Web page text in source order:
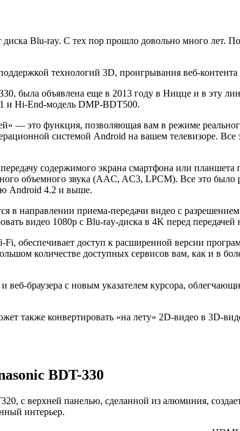
Blu-ray. С тех пор прошло довольно много лет.
технологий 3D, проигрывания веб-
была объявлена еще в 2013 году в Ницце и в эту
и Hi-End-модель DMP-BDT500.
— это функция, позволяющая вам в режиме
системой Android на вашем телевизоре.
содержимого экрана смартфона или
объемного звука (AAC, AC3, LPCM). Все это было
Android 4.2 и выше.
в направлении приема-передачи видео с
видео 1080p с Blu-ray-диска в 4K перед
обеспечивает доступ к расширенной версии
количестве доступных сервисов вам, как и в
браузера с новым указателем курсора,
также конвертировать «на лету» 2D-видео в 3D-
BDT-330
с верхней панелью, сделанной из алюминия,
интерьер.